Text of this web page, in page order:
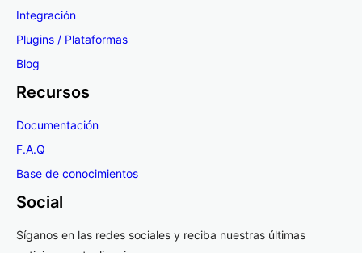
Integración
Plugins / Plataformas
Blog
Recursos
Documentación
F.A.Q
Base de conocimientos
Social
Síganos en las redes sociales y reciba nuestras últimas